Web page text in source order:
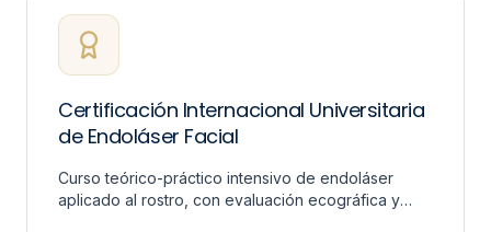
Certificación Internacional Universitaria
de Endoláser Facial
Curso teórico-práctico intensivo de endoláser
aplicado al rostro, con evaluación ecográfica y